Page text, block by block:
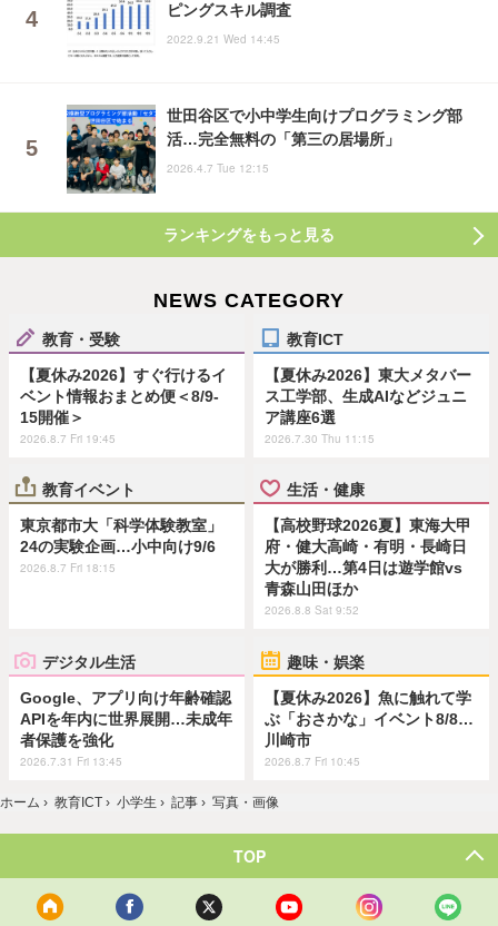
ピングスキル調査
2022.9.21 Wed 14:45
世田谷区で小中学生向けプログラミング部
活…完全無料の「第三の居場所」
2026.4.7 Tue 12:15
ランキングをもっと見る
NEWS CATEGORY
教育・受験
【夏休み2026】すぐ行けるイ
ベント情報おまとめ便＜8/9-
15開催＞
2026.8.7 Fri 19:45
教育ICT
【夏休み2026】東大メタバー
ス工学部、生成AIなどジュニ
ア講座6選
2026.7.30 Thu 11:15
教育イベント
東京都市大「科学体験教室」
24の実験企画…小中向け9/6
2026.8.7 Fri 18:15
生活・健康
【高校野球2026夏】東海大甲
府・健大高崎・有明・長崎日
大が勝利…第4日は遊学館vs
青森山田ほか
2026.8.8 Sat 9:52
デジタル生活
Google、アプリ向け年齢確認
APIを年内に世界展開…未成年
者保護を強化
2026.7.31 Fri 13:45
趣味・娯楽
【夏休み2026】魚に触れて学
ぶ「おさかな」イベント8/8…
川崎市
2026.8.7 Fri 10:45
ホーム › 教育ICT › 小学生 › 記事 › 写真・画像
TOP